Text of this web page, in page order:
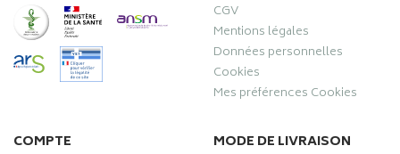
CGV
Mentions légales
Données personnelles
Cookies
Mes préférences Cookies
COMPTE MODE DE LIVRAISON